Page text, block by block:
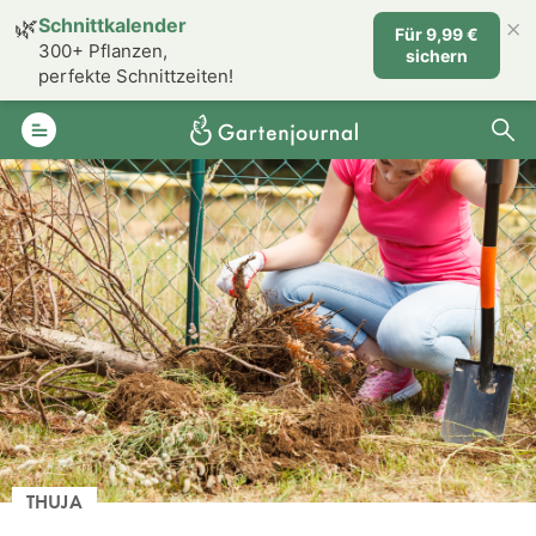
THUJA
🌿Schnittkalender
300+ Pflanzen,
perfekte Schnittzeiten!
Für 9,99 €
sichern
×